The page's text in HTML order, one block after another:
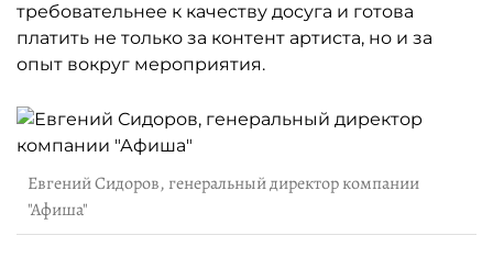
требовательнее к качеству досуга и готова
платить не только за контент артиста, но и за
опыт вокруг мероприятия.
Евгений Сидоров, генеральный директор компании
"Афиша"